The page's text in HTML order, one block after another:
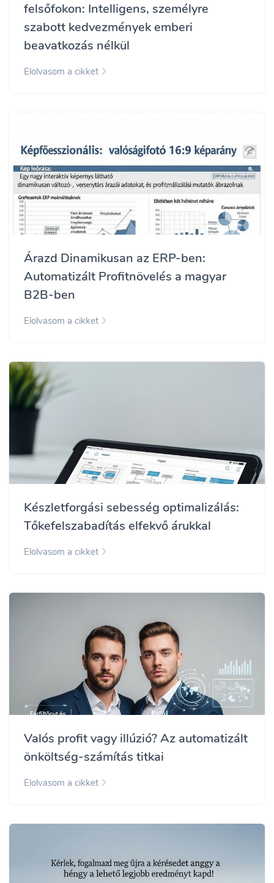
felsőfokon: Intelligens, személyre
szabott kedvezmények emberi
beavatkozás nélkül
Elolvasom a cikket
Árazd Dinamikusan az ERP-ben:
Automatizált Profitnövelés a magyar
B2B-ben
Elolvasom a cikket
Készletforgási sebesség optimalizálás:
Tőkefelszabadítás elfekvő árukkal
Elolvasom a cikket
Valós profit vagy illúzió? Az automatizált
önköltség-számítás titkai
Elolvasom a cikket